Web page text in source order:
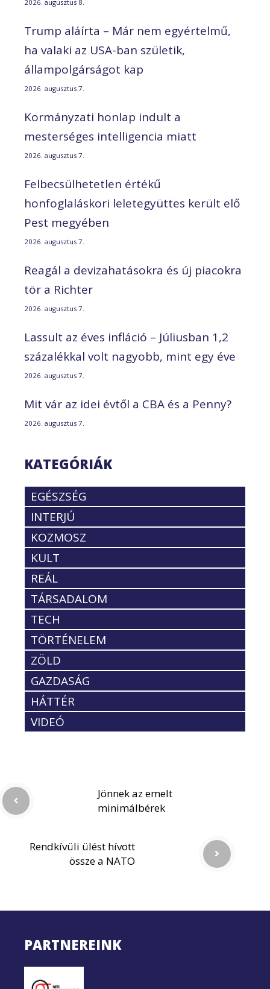
2026. augusztus 8.
Trump aláírta – Már nem egyértelmű,
ha valaki az USA-ban születik,
állampolgárságot kap
2026. augusztus 7.
Kormányzati honlap indult a
mesterséges intelligencia miatt
2026. augusztus 7.
Felbecsülhetetlen értékű
honfoglaláskori leletegyüttes került elő
Pest megyében
2026. augusztus 7.
Reagál a devizahatásokra és új piacokra
tör a Richter
2026. augusztus 7.
Lassult az éves infláció – Júliusban 1,2
százalékkal volt nagyobb, mint egy éve
2026. augusztus 7.
Mit vár az idei évtől a CBA és a Penny?
2026. augusztus 7.
KATEGÓRIÁK
EGÉSZSÉG
INTERJÚ
KOZMOSZ
KULT
REÁL
TÁRSADALOM
TECH
TÖRTÉNELEM
ZÖLD
GAZDASÁG
HÁTTÉR
VIDEÓ
Jönnek az emelt
minimálbérek
Rendkívüli ülést hívott
össze a NATO
PARTNEREINK